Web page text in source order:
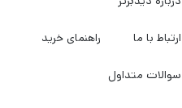
ارتباط با ما راهنمای خرید
سوالات متداول